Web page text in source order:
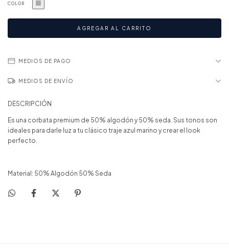
COLOR
MEDIOS DE PAGO
MEDIOS DE ENVÍO
DESCRIPCIÓN
Es una corbata premium de 50% algodón y 50% seda. Sus tonos son
ideales para darle luz a tu clásico traje azul marino y crear el look
perfecto.
Material: 50% Algodón 50% Seda